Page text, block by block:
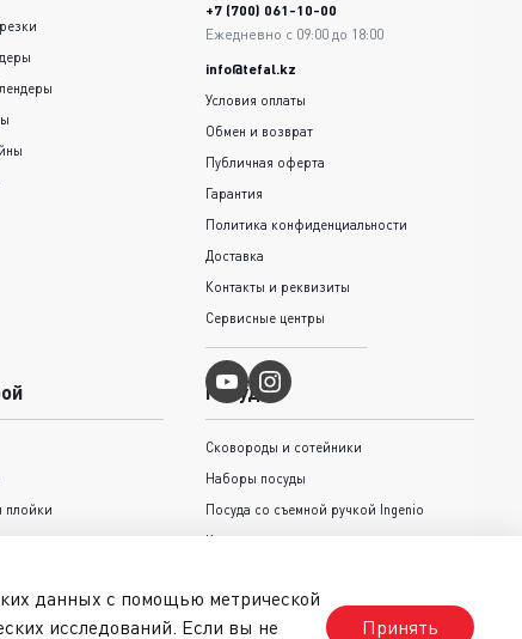
плойки
волос
Посуда
Сковороды и cотейники
Наборы посуды
Посуда со съемной ручкой Ingenio
Кастрюли и ковши
Коллекция Jamie Oliver Tefal
Коллекция Unlimited
+7 (700) 061-10-00
Ежедневно с 09:00 до 18:00
info@tefal.kz
Условия оплаты
Обмен и возврат
Публичная оферта
Гарантия
Политика конфиденциальности
Доставка
Контакты и реквизиты
Сервисные центры
данных с помощью метрической
исследований. Если вы не
Принять